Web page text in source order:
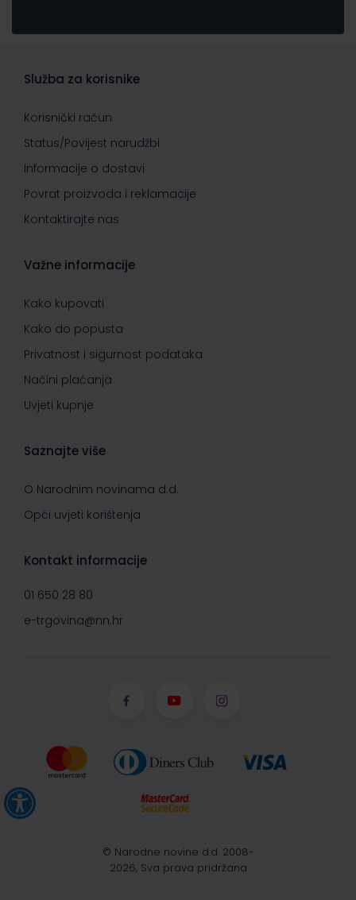
Služba za korisnike
Korisnički račun
Status/Povijest narudžbi
Informacije o dostavi
Povrat proizvoda i reklamacije
Kontaktirajte nas
Važne informacije
Kako kupovati
Kako do popusta
Privatnost i sigurnost podataka
Načini plaćanja
Uvjeti kupnje
Saznajte više
O Narodnim novinama d.d.
Opći uvjeti korištenja
Kontakt informacije
01 650 28 80
e-trgovina@nn.hr
© Narodne novine d.d. 2008-
2026, Sva prava pridržana